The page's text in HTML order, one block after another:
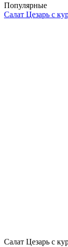
Популярные
Салат Цезарь с
Салат Цезарь с